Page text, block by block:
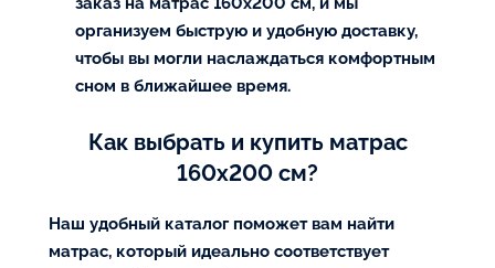
организуем быструю и удобную доставку,
чтобы вы могли наслаждаться комфортным
сном в ближайшее время.
Как выбрать и купить матрас
160х200 см?
Наш удобный каталог поможет вам найти
матрас, который идеально соответствует